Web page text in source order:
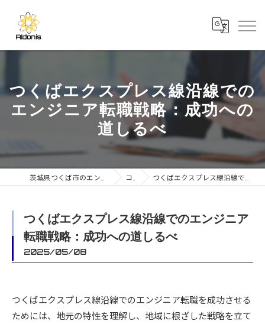
つくばエクスプレス線沿線での
エンジニア転職戦略：成功への
道しるべ
コラム つくばエクスプレス線沿線でのエンジニア転職戦略：成功への道しるべ
つくばエクスプレス線沿線でのエンジニア
転職戦略：成功への道しるべ
2025/05/08
つくばエクスプレス線沿線でのエンジニア転職を成功させる
ためには、地元の特性を理解し、地域に根ざした戦略を立て